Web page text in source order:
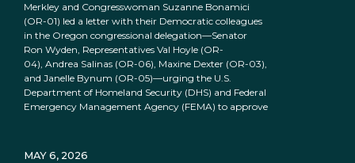
Merkley and Congresswoman Suzanne Bonamici
(OR-01) led a letter with their Democratic colleagues
in the Oregon congressional delegation—Senator
Ron Wyden, Representatives Val Hoyle (OR-
04), Andrea Salinas (OR-06), Maxine Dexter (OR-03),
and Janelle Bynum (OR-05)—urging the U.S.
Department of Homeland Security (DHS) and Federal
Emergency Management Agency (FEMA) to approve
MAY 6, 2026